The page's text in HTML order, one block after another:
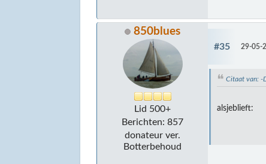
850blues
Lid 500+
Berichten: 857
donateur ver.
Botterbehoud
#35 29-05-
Citaat van:
alsjeblieft: